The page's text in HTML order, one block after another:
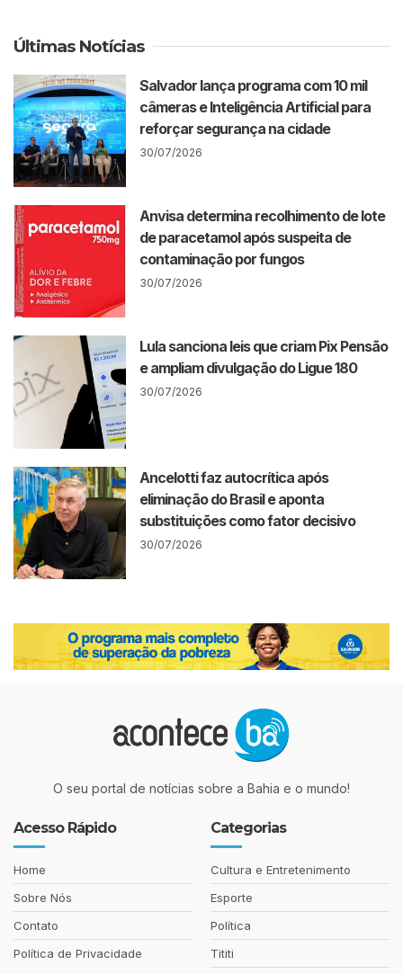
Últimas Notícias
Salvador lança programa com 10 mil
câmeras e Inteligência Artificial para
reforçar segurança na cidade
30/07/2026
Anvisa determina recolhimento de lote
de paracetamol após suspeita de
contaminação por fungos
30/07/2026
Lula sanciona leis que criam Pix Pensão
e ampliam divulgação do Ligue 180
30/07/2026
Ancelotti faz autocrítica após
eliminação do Brasil e aponta
substituições como fator decisivo
30/07/2026
O seu portal de notícias sobre a Bahia e o mundo!
Acesso Rápido
Home
Sobre Nós
Contato
Política de Privacidade
Categorias
Cultura e Entretenimento
Esporte
Política
Tititi